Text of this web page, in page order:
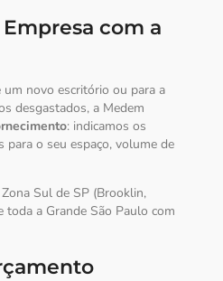
com a
um novo escritório ou para a
desgastados, a Medem
: indicamos os
para o seu espaço, volume de
Sul de SP (Brooklin,
a Grande São Paulo com